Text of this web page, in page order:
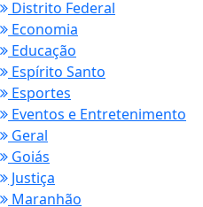
Distrito Federal
Economia
Educação
Espírito Santo
Esportes
Eventos e Entretenimento
Geral
Goiás
Justiça
Maranhão